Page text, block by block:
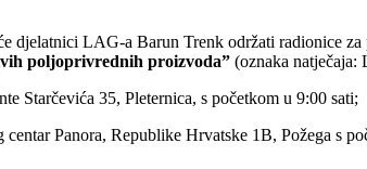
djelatnici LAG-a Barun Trenk održati radionice
poljoprivrednih proizvoda” (oznaka natječaja:
Starčevića 35, Pleternica, s početkom u 9:00 sati;
Panora, Republike Hrvatske 1B, Požega s